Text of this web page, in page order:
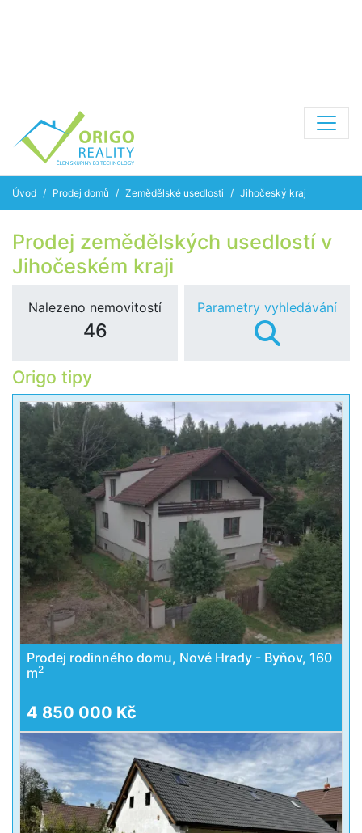
Úvod Prodej domů Zemědělské usedlosti Jihočeský kraj
Prodej zemědělských usedlostí v
Jihočeském kraji
Nalezeno nemovitostí
46
Parametry vyhledávání
Origo tipy
Prodej rodinného domu, Nové Hrady - Byňov, 160
m2
4 850 000 Kč